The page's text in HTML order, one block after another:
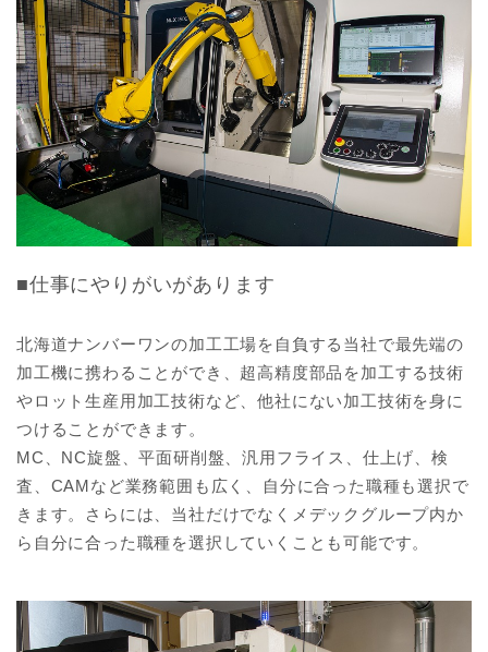
■仕事にやりがいがあります
北海道ナンバーワンの加工工場を自負する当社で最先端の
加工機に携わることができ、超高精度部品を加工する技術
やロット生産用加工技術など、他社にない加工技術を身に
つけることができます。
MC、NC旋盤、平面研削盤、汎用フライス、仕上げ、検
査、CAMなど業務範囲も広く、自分に合った職種も選択で
きます。さらには、当社だけでなくメデックグループ内か
ら自分に合った職種を選択していくことも可能です。